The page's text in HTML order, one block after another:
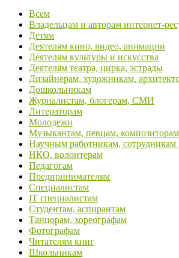
Всем
Владельцам и авторам интернет-
Детям
Деятелям кино, видео, анимации
Деятелям культуры и искусства
Деятелям театра, цирка, эстрады
Дизайнерам, художникам,
Дошкольникам
Журналистам, блогерам, СМИ
Литераторам
Молодежи
Музыкантам, певцам, композиторам
Научным работникам, сотрудникам
НКО, волонтерам
Педагогам
Предпринимателям
Специалистам
IT специалистам
Студентам, аспирантам
Танцорам, хореографам
Фотографам
Читателям книг
Школьникам